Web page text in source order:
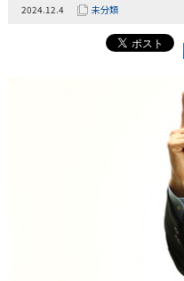
2024.12.4 未分類